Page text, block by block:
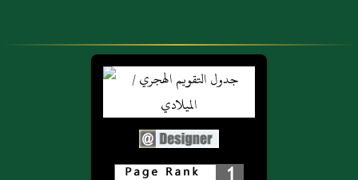
وسلم فقالوا سمع إخواننا
أهل الأموال بما فعلنا
ففعلوا مثله فقال رسول الله
صلى الله عليه وسلم ذلك
وعن عبد الله
معاذ رضي الله